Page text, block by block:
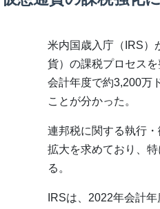
米内国歳入庁（IRS）
貨）の課税プロセス
会計年度で約3,200万
ことが分かった。
連邦税に関する執行
拡大を求めており、
る。
IRSは、2022年会計